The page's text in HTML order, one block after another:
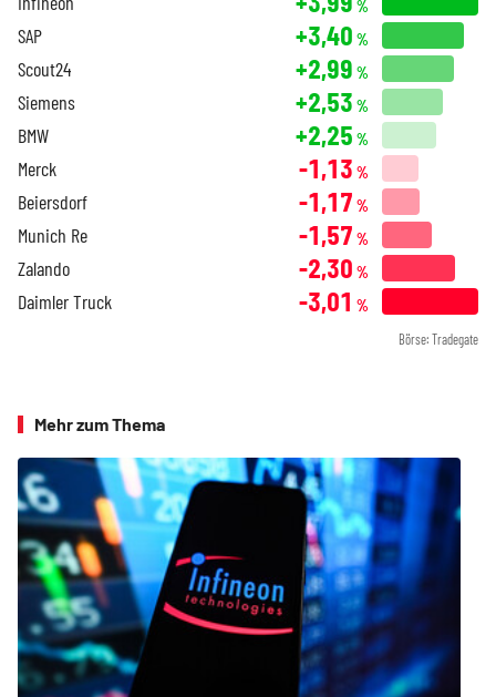
%
SAP +3,40 %
Scout24 +2,99 %
Siemens +2,53 %
BMW +2,25 %
Merck -1,13 %
Beiersdorf -1,17 %
Munich Re -1,57 %
Zalando -2,30 %
Daimler Truck -3,01 %
Börse: Tradegate
Mehr zum Thema